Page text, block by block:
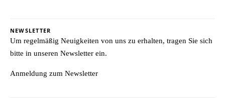
NEWSLETTER
Um regelmäßig Neuigkeiten von uns zu erhalten, tragen Sie sich
bitte in unseren Newsletter ein.
Anmeldung zum Newsletter